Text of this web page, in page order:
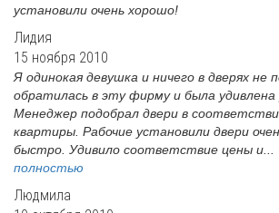
установили очень хорошо!
Лидия
15 ноября 2010
Я одинокая девушка и ничего в дверях не
обратилась в эту фирму и была удивлена
Менеджер подобрал двери в
квартиры. Рабочие установили двери
быстро. Удивило соответствие цены и...
полностью
Людмила